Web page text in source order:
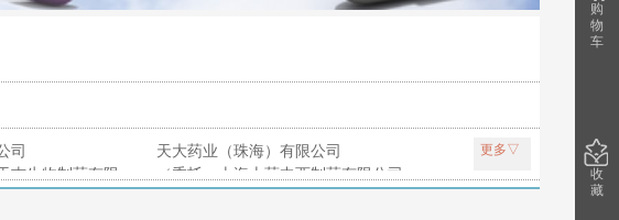
司
天大药业（珠海）有限公司
更多▽
购
物
车
收
藏